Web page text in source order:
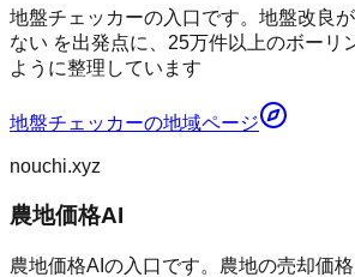
地盤チェッカーの入口です。地盤改良
ない を出発点に、25万件以上のボーリ
ように整理しています
地盤チェッカーの地域ページ
nouchi.xyz
農地価格AI
農地価格AIの入口です。農地の売却価